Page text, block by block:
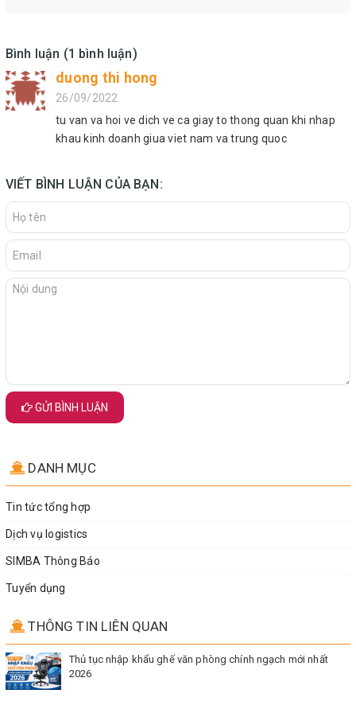
Bình luận (1 bình luận)
duong thi hong
26/09/2022
tu van va hoi ve dich ve ca giay to thong quan khi nhap
khau kinh doanh giua viet nam va trung quoc
VIẾT BÌNH LUẬN CỦA BẠN:
GỬI BÌNH LUẬN
DANH MỤC
Tin tức tổng hợp
Dịch vụ logistics
SIMBA Thông Báo
Tuyển dụng
THÔNG TIN LIÊN QUAN
Thủ tục nhập khẩu ghế văn phòng chính ngạch mới nhất
2026